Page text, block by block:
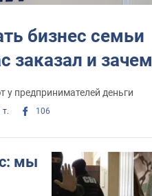
бизнес семьи
заказал и зачем
у предпринимателей деньги
т. 106
мы